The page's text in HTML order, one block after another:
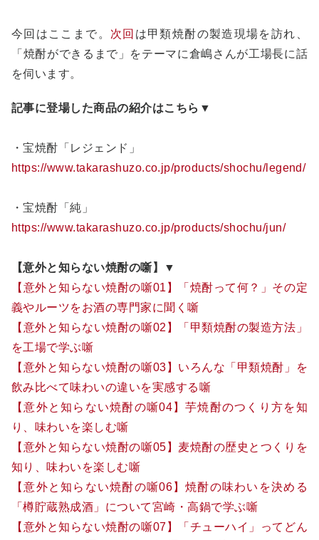
今回はここまで。 次回 は甲類焼酎の製造現場を訪れ、
「焼酎ができるまで」をテーマに倉嶋さんが工場長に話
を伺います。
記事に登場した商品の紹介はこちら▼
・宝焼酎「レジェンド」
https://www.takarashuzo.co.jp/products/shochu/legend/
・宝焼酎「純」
https://www.takarashuzo.co.jp/products/shochu/jun/
【意外と知らない焼酎の噺】▼
【意外と知らない焼酎の噺01】「焼酎って何？」その定
義やルーツをお酒の専門家に聞く噺
【意外と知らない焼酎の噺02】「甲類焼酎の製造方法」
を工場で学ぶ噺
【意外と知らない焼酎の噺03】いろんな「甲類焼酎」を
飲み比べて味わいの違いを実感する噺
【意外と知らない焼酎の噺04】芋焼酎のつくり方を知
り、味わいを楽しむ噺
【意外と知らない焼酎の噺05】麦焼酎の歴史とつくりを
知り、味わいを楽しむ噺
【意外と知らない焼酎の噺06】焼酎の味わいを決める
「樽貯蔵熟成酒」について宮崎・高鍋で学ぶ噺
【意外と知らない焼酎の噺07】「チューハイ」ってどん